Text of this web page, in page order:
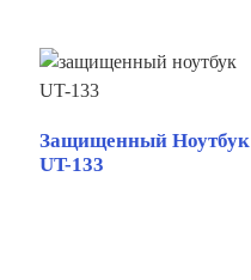
Защищенный Ноутбук
UT-133